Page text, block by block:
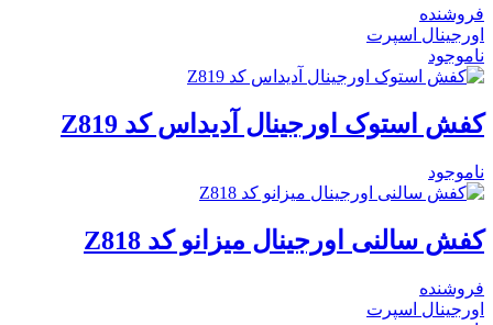
فروشنده
اورجینال اسپرت
ناموجود
کفش استوک اورجینال آدیداس کد Z819
ناموجود
کفش سالنی اورجینال میزانو کد Z818
فروشنده
اورجینال اسپرت